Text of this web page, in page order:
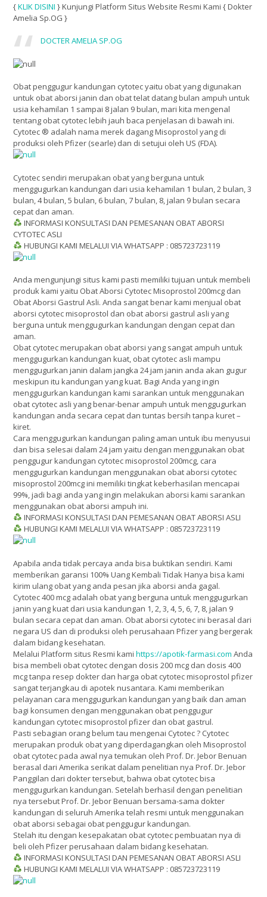
{KLIK DISINI } Kunjungi Platform Situs Website Resmi Kami { Dokter
Amelia Sp.OG }
DOCTER AMELIA SP.OG
Obat penggugur kandungan cytotec yaitu obat yang digunakan
untuk obat aborsi janin dan obat telat datang bulan ampuh untuk
usia kehamilan 1 sampai 8 jalan 9 bulan, mari kita mengenal
tentang obat cytotec lebih jauh baca penjelasan di bawah ini.
Cytotec ® adalah nama merek dagang Misoprostol yang di
produksi oleh Pfizer (searle) dan di setujui oleh US (FDA).
Cytotec sendiri merupakan obat yang berguna untuk
menggugurkan kandungan dari usia kehamilan 1 bulan, 2 bulan, 3
bulan, 4 bulan, 5 bulan, 6 bulan, 7 bulan, 8, jalan 9 bulan secara
cepat dan aman.
INFORMASI KONSULTASI DAN PEMESANAN OBAT ABORSI
CYTOTEC ASLI
HUBUNGI KAMI MELALUI VIA WHATSAPP : 085723723119
Anda mengunjungi situs kami pasti memiliki tujuan untuk membeli
produk kami yaitu Obat Aborsi Cytotec Misoprostol 200mcg dan
Obat Aborsi Gastrul Asli. Anda sangat benar kami menjual obat
aborsi cytotec misoprostol dan obat aborsi gastrul asli yang
berguna untuk menggugurkan kandungan dengan cepat dan
aman.
Obat cytotec merupakan obat aborsi yang sangat ampuh untuk
menggugurkan kandungan kuat, obat cytotec asli mampu
menggugurkan janin dalam jangka 24 jam janin anda akan gugur
meskipun itu kandungan yang kuat. Bagi Anda yang ingin
menggugurkan kandungan kami sarankan untuk menggunakan
obat cytotec asli yang benar-benar ampuh untuk menggugurkan
kandungan anda secara cepat dan tuntas bersih tanpa kuret –
kiret.
Cara menggugurkan kandungan paling aman untuk ibu menyusui
dan bisa selesai dalam 24 jam yaitu dengan menggunakan obat
penggugur kandungan cytotec misoprostol 200mcg, cara
menggugurkan kandungan menggunakan obat aborsi cytotec
misoprostol 200mcg ini memiliki tingkat keberhasilan mencapai
99%, jadi bagi anda yang ingin melakukan aborsi kami sarankan
menggunakan obat aborsi ampuh ini.
INFORMASI KONSULTASI DAN PEMESANAN OBAT ABORSI ASLI
HUBUNGI KAMI MELALUI VIA WHATSAPP : 085723723119
Apabila anda tidak percaya anda bisa buktikan sendiri. Kami
memberikan garansi 100% Uang Kembali Tidak Hanya bisa kami
kirim ulang obat yang anda pesan jika aborsi anda gagal.
Cytotec 400 mcg adalah obat yang berguna untuk menggugurkan
janin yang kuat dari usia kandungan 1, 2, 3, 4, 5, 6, 7, 8, jalan 9
bulan secara cepat dan aman. Obat aborsi cytotec ini berasal dari
negara US dan di produksi oleh perusahaan Pfizer yang bergerak
dalam bidang kesehatan.
Melalui Platform situs Resmi kami https://apotik-farmasi.com Anda
bisa membeli obat cytotec dengan dosis 200 mcg dan dosis 400
mcg tanpa resep dokter dan harga obat cytotec misoprostol pfizer
sangat terjangkau di apotek nusantara. Kami memberikan
pelayanan cara menggugurkan kandungan yang baik dan aman
bagi konsumen dengan menggunakan obat penggugur
kandungan cytotec misoprostol pfizer dan obat gastrul.
Pasti sebagian orang belum tau mengenai Cytotec ? Cytotec
merupakan produk obat yang diperdagangkan oleh Misoprostol
obat cytotec pada awal nya temukan oleh Prof. Dr. Jebor Benuan
berasal dari Amerika serikat dalam penelitian nya Prof. Dr. Jebor
Panggilan dari dokter tersebut, bahwa obat cytotec bisa
menggugurkan kandungan. Setelah berhasil dengan penelitian
nya tersebut Prof. Dr. Jebor Benuan bersama-sama dokter
kandungan di seluruh Amerika telah resmi untuk menggunakan
obat aborsi sebagai obat penggugur kandungan.
Stelah itu dengan kesepakatan obat cytotec pembuatan nya di
beli oleh Pfizer perusahaan dalam bidang kesehatan.
INFORMASI KONSULTASI DAN PEMESANAN OBAT ABORSI ASLI
HUBUNGI KAMI MELALUI VIA WHATSAPP : 085723723119